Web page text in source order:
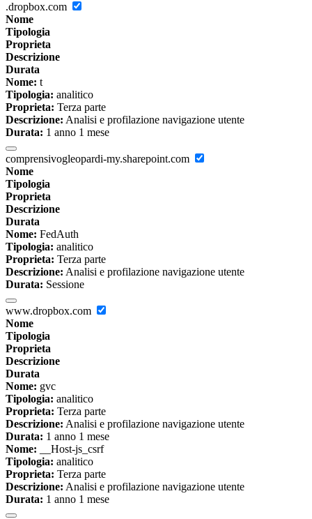
.dropbox.com
Nome
Tipologia
Proprieta
Descrizione
Durata
Nome: t
Tipologia: analitico
Proprieta: Terza parte
Descrizione: Analisi e profilazione navigazione utente
Durata: 1 anno 1 mese
comprensivogleopardi-my.sharepoint.com
Nome
Tipologia
Proprieta
Descrizione
Durata
Nome: FedAuth
Tipologia: analitico
Proprieta: Terza parte
Descrizione: Analisi e profilazione navigazione utente
Durata: Sessione
www.dropbox.com
Nome
Tipologia
Proprieta
Descrizione
Durata
Nome: gvc
Tipologia: analitico
Proprieta: Terza parte
Descrizione: Analisi e profilazione navigazione utente
Durata: 1 anno 1 mese
Nome: __Host-js_csrf
Tipologia: analitico
Proprieta: Terza parte
Descrizione: Analisi e profilazione navigazione utente
Durata: 1 anno 1 mese